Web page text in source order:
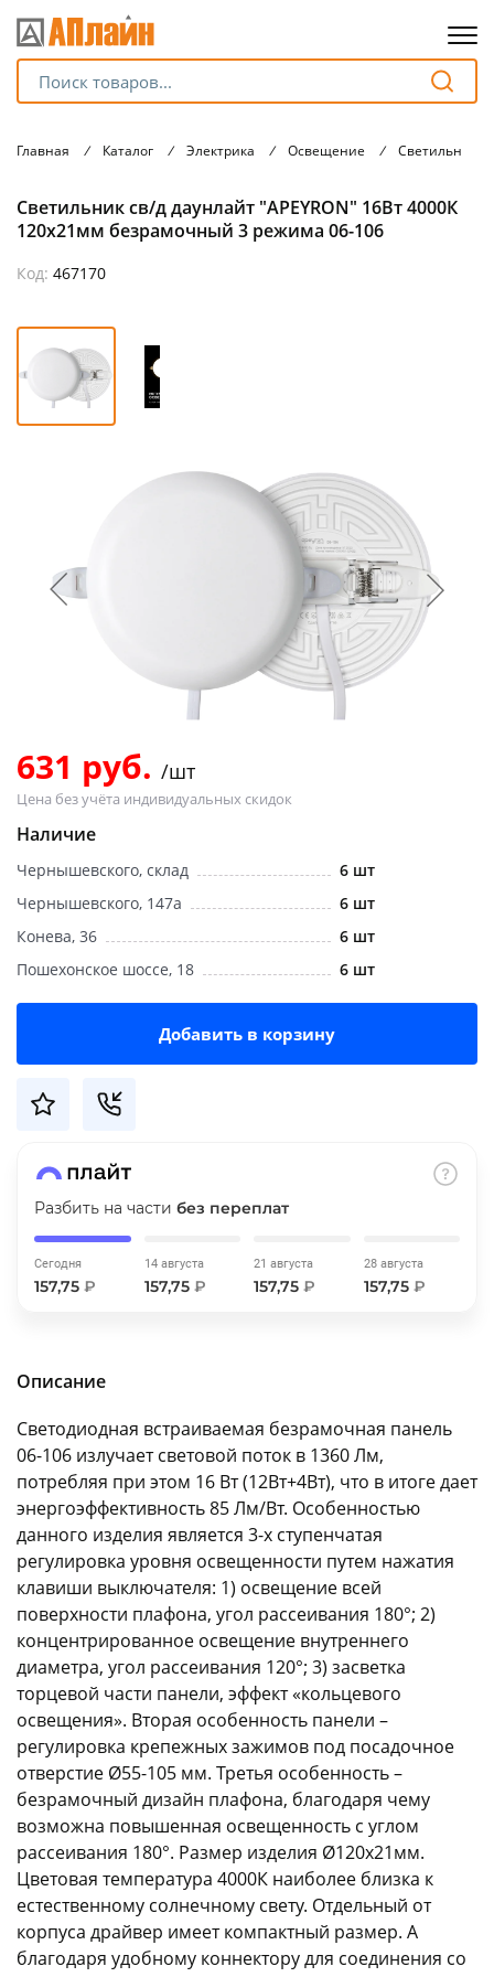
Главная / Каталог / Электрика / Освещение / Светильники
Светильник св/д даунлайт "APEYRON" 16Вт 4000К
120х21мм безрамочный 3 режима 06-106
Код: 467170
631 руб. /шт
Цена без учёта индивидуальных скидок
Наличие
Чернышевского, склад
6 шт
Чернышевского, 147а
6 шт
Конева, 36
6 шт
Пошехонское шоссе, 18
6 шт
Добавить в корзину
Разбить на части без переплат
Сегодня
157,75 ₽
14 августа
157,75 ₽
21 августа
157,75 ₽
28 августа
157,75 ₽
Описание
Светодиодная встраиваемая безрамочная панель
06-106 излучает световой поток в 1360 Лм,
потребляя при этом 16 Вт (12Вт+4Вт), что в итоге дает
энергоэффективность 85 Лм/Вт. Особенностью
данного изделия является 3-х ступенчатая
регулировка уровня освещенности путем нажатия
клавиши выключателя: 1) освещение всей
поверхности плафона, угол рассеивания 180°; 2)
концентрированное освещение внутреннего
диаметра, угол рассеивания 120°; 3) засветка
торцевой части панели, эффект «кольцевого
освещения». Вторая особенность панели –
регулировка крепежных зажимов под посадочное
отверстие Ø55-105 мм. Третья особенность –
безрамочный дизайн плафона, благодаря чему
возможна повышенная освещенность с углом
рассеивания 180°. Размер изделия Ø120х21мм.
Цветовая температура 4000К наиболее близка к
естественному солнечному свету. Отдельный от
корпуса драйвер имеет компактный размер. А
благодаря удобному коннектору для соединения со
оплатуна части
без переплат
График платежей
Сегодня
25%
Оплачивайте сегодня только
% картой любого банка
Получайте товар
выбранный способом
Оставшиеся
по25%каждые 2 недели
недели
раз в 2 недели